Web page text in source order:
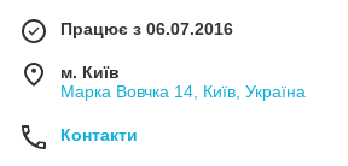
Працює з 06.07.2016
м. Київ
Марка Вовчка 14, Київ, Україна
Контакти